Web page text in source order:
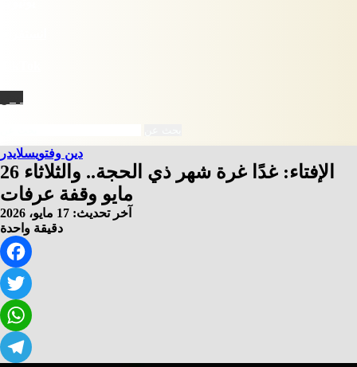
دين وفتويسلايدر
الإفتاء: غدًا غرة شهر ذي الحجة.. والثلاثاء 26
مايو وقفة عرفات
آخر تحديث: 17 مايو، 2026
دقيقة واحدة